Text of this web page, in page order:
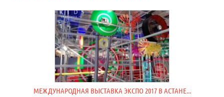
МЕЖДУНАРОДНАЯ ВЫСТАВКА ЭКСПО 2017 В АСТАНЕ...